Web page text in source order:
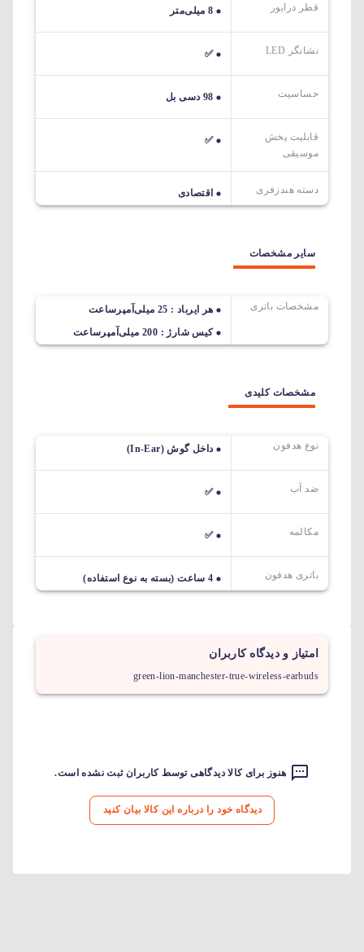
قطر درایور 8 میلی‌متر
نشانگر LED ✅
حساسیت 98 دسی بل
قابلیت پخش
موسیقی
✅
دسته هندزفری اقتصادی
سایر مشخصات
مشخصات باتری
هر ایرباد : 25 میلی‌آمپرساعت
کیس شارژ : 200 میلی‌آمپرساعت
مشخصات کلیدی
نوع هدفون داخل گوش (In-Ear)
ضد آب ✅
مکالمه ✅
باتری هدفون 4 ساعت (بسته به نوع استفاده)
امتیاز و دیدگاه کاربران
green-lion-manchester-true-wireless-earbuds
هنوز برای کالا دیدگاهی توسط کاربران ثبت نشده است.
دیدگاه خود را درباره این کالا بیان کنید